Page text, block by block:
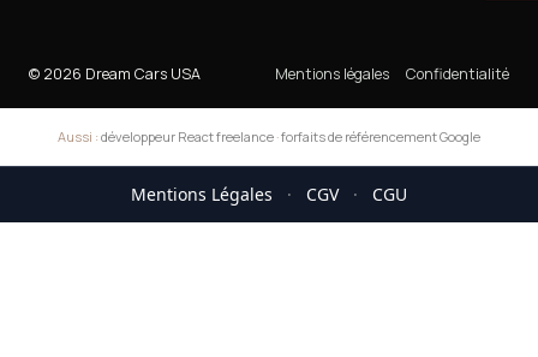
© 2026 Dream Cars USA Mentions légales Confidentialité
Aussi : développeur React freelance ·forfaits de référencement Google
Mentions Légales · CGV · CGU